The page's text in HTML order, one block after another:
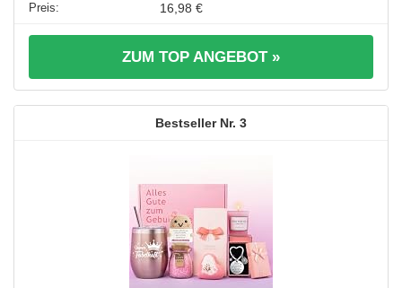
16,98 €
ZUM TOP ANGEBOT »
3